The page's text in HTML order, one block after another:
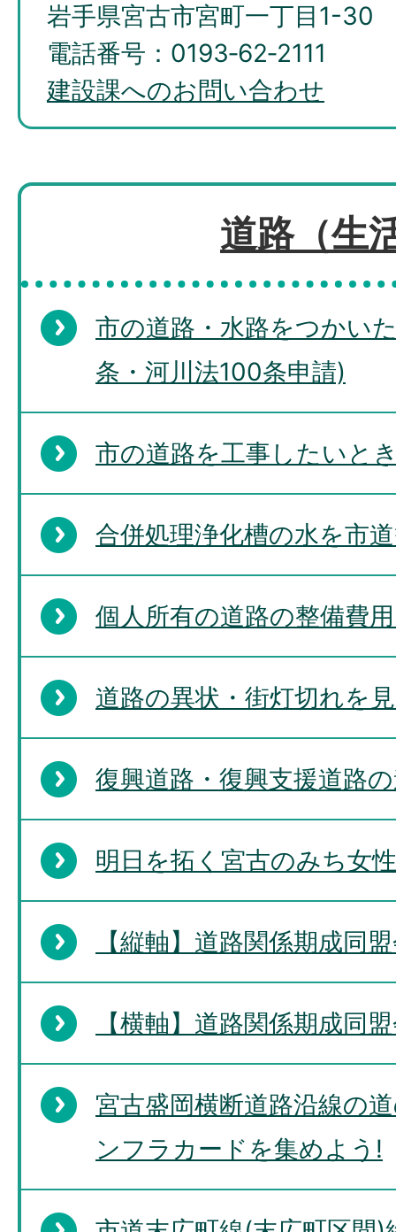
岩手県宮古市宮町一丁目1-30
電話番号：0193‐62‐2111
建設課へのお問い合わせ
道路（生
市の道路・水路をつかい
条・河川法100条申請)
市の道路を工事したいと
合併処理浄化槽の水を市
個人所有の道路の整備費
道路の異状・街灯切れを
復興道路・復興支援道路
明日を拓く宮古のみち女
【縦軸】道路関係期成同
【横軸】道路関係期成同
宮古盛岡横断道路沿線の
ンフラカードを集めよう!